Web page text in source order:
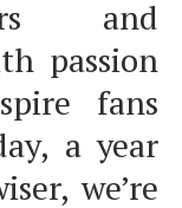
and
passion
fans
a year
we’re